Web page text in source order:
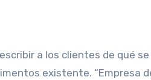
existente. “Empresa